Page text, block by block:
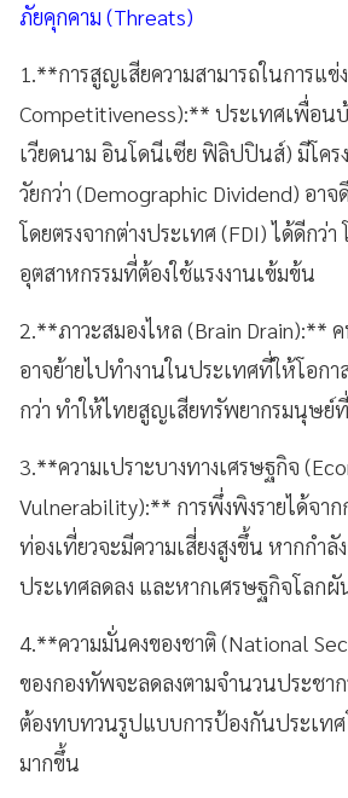
ภัยคุกคาม (Threats)
1.**การสูญเสียความสามารถในการแ
Competitiveness):** ประเทศเพื่อน
เวียดนาม อินโดนีเซีย ฟิลิปปินส์) มีโคร
วัยกว่า (Demographic Dividend) อาจ
โดยตรงจากต่างประเทศ (FDI) ได้ดีกว่า
อุตสาหกรรมที่ต้องใช้แรงงานเข้มข้น
2.**ภาวะสมองไหล (Brain Drain):**
อาจย้ายไปทำงานในประเทศที่ให้โอก
กว่า ทำให้ไทยสูญเสียทรัพยากรมนุษย์
3.**ความเปราะบางทางเศรษฐกิจ
Vulnerability):** การพึ่งพิงรายได้จาก
ท่องเที่ยวจะมีความเสี่ยงสูงขึ้น หากกำลั
ประเทศลดลง และหากเศรษฐกิจโลก
4.**ความมั่นคงของชาติ (National
ของกองทัพจะลดลงตามจำนวนประชาก
ต้องทบทวนรูปแบบการป้องกันประเท
มากขึ้น